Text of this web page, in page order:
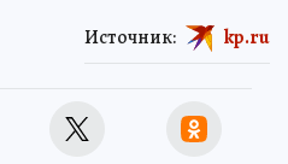
Источник: kp.ru